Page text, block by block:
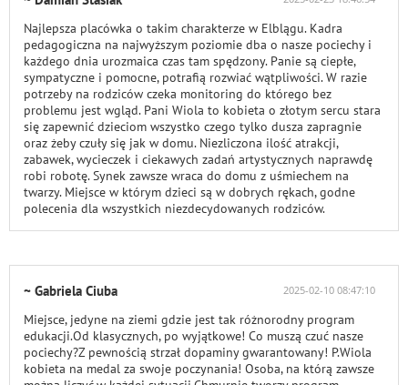
Najlepsza placówka o takim charakterze w Elblągu. Kadra
pedagogiczna na najwyższym poziomie dba o nasze pociechy i
każdego dnia urozmaica czas tam spędzony. Panie są ciepłe,
sympatyczne i pomocne, potrafią rozwiać wątpliwości. W razie
potrzeby na rodziców czeka monitoring do którego bez
problemu jest wgląd. Pani Wiola to kobieta o złotym sercu stara
się zapewnić dzieciom wszystko czego tylko dusza zapragnie
oraz żeby czuły się jak w domu. Niezliczona ilość atrakcji,
zabawek, wycieczek i ciekawych zadań artystycznych naprawdę
robi robotę. Synek zawsze wraca do domu z uśmiechem na
twarzy. Miejsce w którym dzieci są w dobrych rękach, godne
polecenia dla wszystkich niezdecydowanych rodziców.
~ Gabriela Ciuba 2025-02-10 08:47:10
Miejsce, jedyne na ziemi gdzie jest tak różnorodny program
edukacji.Od klasycznych, po wyjątkowe! Co muszą czuć nasze
pociechy?Z pewnością strzał dopaminy gwarantowany! P.Wiola
kobieta na medal za swoje poczynania! Osoba, na którą zawsze